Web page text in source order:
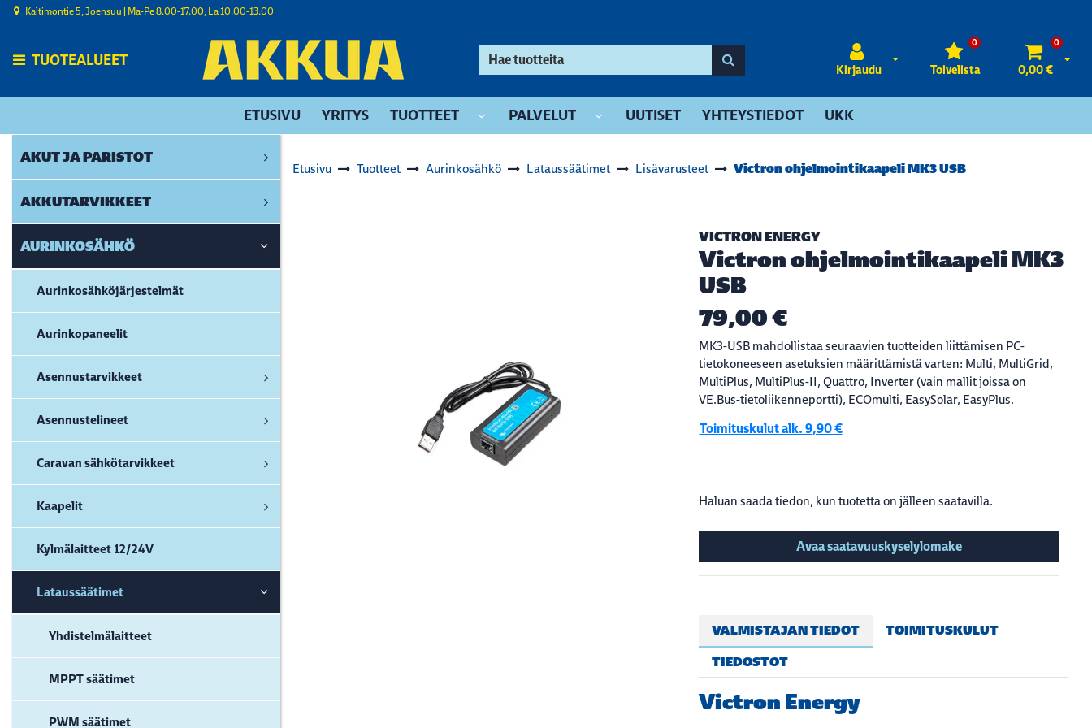
Siirry pääsisältöön
Kaltimontie 5, Joensuu | ​Ma-Pe 8.00-17.00, La 10.00-13.00
TUOTEALUEET
Kirjaudu
Avaa kirjautuminen
Toivelista
0 0
0,00 €
ETUSIVU YRITYS TUOTTEET PALVELUT UUTISET YHTEYSTIEDOT UKK
AKUT JA PARISTOT
AKKUTARVIKKEET
AURINKOSÄHKÖ
Aurinkosähköjärjestelmät
Aurinkopaneelit
Asennustarvikkeet
Asennustelineet
Caravan sähkötarvikkeet
Kaapelit
Kylmälaitteet 12/24V
Lataussäätimet
Yhdistelmälaitteet
MPPT säätimet
PWM säätimet
Etusivu Tuotteet Aurinkosähkö Lataussäätimet Lisävarusteet Victron ohjelmointikaapeli MK3 USB
VICTRON ENERGY
Victron ohjelmointikaapeli MK3
USB
79,00 €
MK3-USB mahdollistaa seuraavien tuotteiden liittämisen PC-
tietokoneeseen asetuksien määrittämistä varten: Multi, MultiGrid,
MultiPlus, MultiPlus-II, Quattro, Inverter (vain mallit joissa on
VE.Bus-tietoliikenneportti), ECOmulti, EasySolar, EasyPlus.
Toimituskulut alk. 9,90 €
Haluan saada tiedon, kun tuotetta on jälleen saatavilla.
Avaa saatavuuskyselylomake
VALMISTAJAN TIEDOT
TOIMITUSKULUT
TIEDOSTOT
Victron Energy